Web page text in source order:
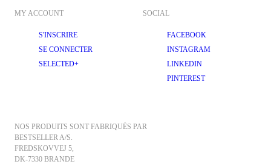
MY ACCOUNT
S'INSCRIRE
SE CONNECTER
SELECTED+
SOCIAL
FACEBOOK
INSTAGRAM
LINKEDIN
PINTEREST
NOS PRODUITS SONT FABRIQUÉS PAR
BESTSELLER A/S.
FREDSKOVVEJ 5,
DK-7330 BRANDE